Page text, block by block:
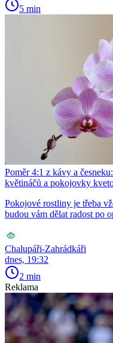
5 min
Poměr 4:1 z kávy a
květináčů a pokojovky
Pokojové rostliny je třeba
budou vám dělat radost po
Chalupáři-Zahrádkáři
dnes, 19:32
2 min
Reklama